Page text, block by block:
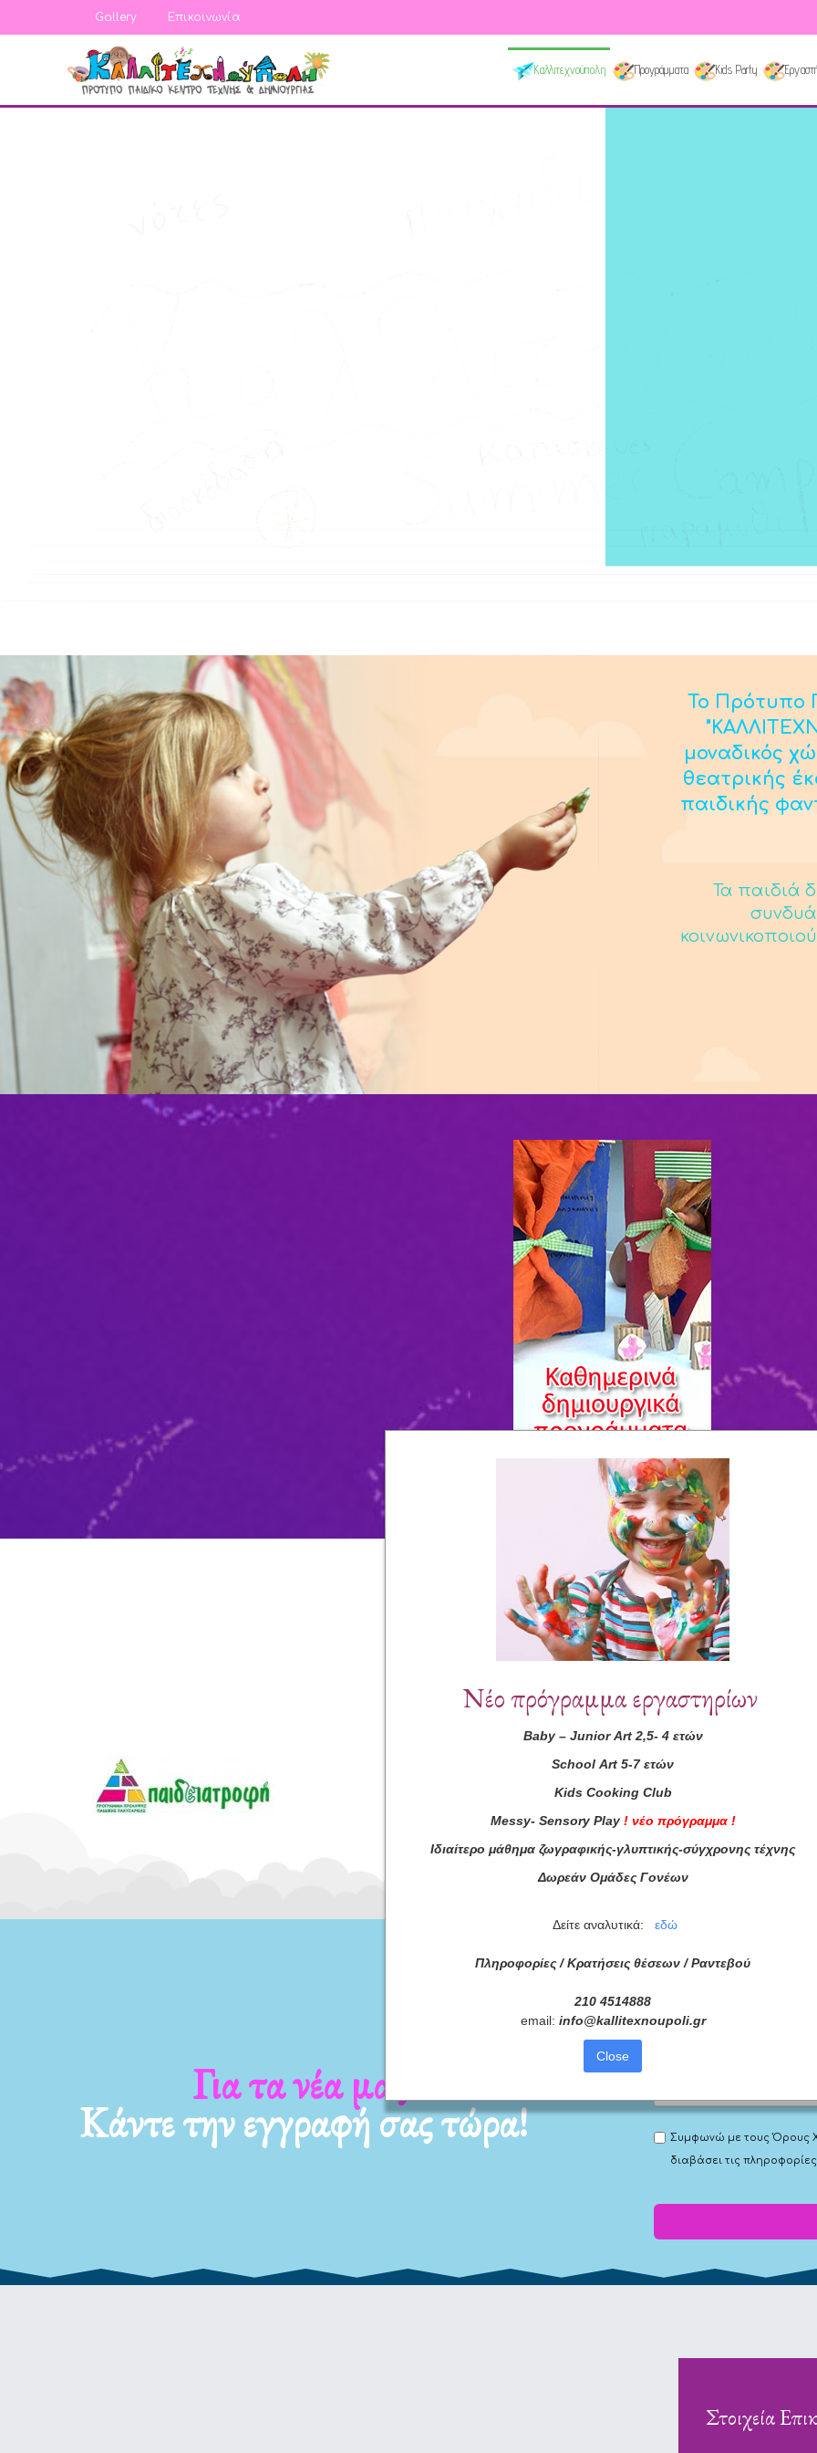
Gallery Επικοινωνία
Καλλιτεχνούπολη Προγράμματα Kids Party
Το Πρότυπο
μοναδικός
θεατρικής
παιδικής
Τα παιδιά
Συνεργάτες
Για τα νέα μας
Κάντε την εγγραφή σας τώρα! Συμφωνώ με τουςΌρους
διαβάσει τις
Στοιχεία
Νέο πρόγραμμα εργαστηρίων
Baby– Junior Art2,5- 4 ετών
School Art 5-7 ετών
Kids Cooking Club
Messy- Sensory Play ! νέο πρόγραμμα !
Ιδιαίτερο μάθημα ζωγραφικής-γλυπτικής-σύγχρονης τέχνης
Δωρεάν Ομάδες Γονέων
Δείτε αναλυτικά: εδώ
Πληροφορίες / Κρατήσεις θέσεων / Ραντεβού
210 4514888
email: info@kallitexnoupoli.gr
Close